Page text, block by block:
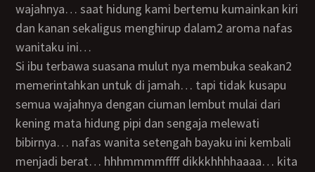
wajahnya… saat hidung kami bertemu kumainkan kiri
dan kanan sekaligus menghirup dalam2 aroma nafas
wanitaku ini…
si ibu terbawa suasana mulut nya membuka seakan2
memerintahkan untuk di jamah… tapi tidak kusapu
semua wajahnya dengan ciuman lembut mulai dari
kening mata hidung pipi dan sengaja melewati
bibirnya… nafas wanita setengah bayaku ini kembali
menjadi berat… hhhmmmmffff dikkkhhhhaaaa… kita